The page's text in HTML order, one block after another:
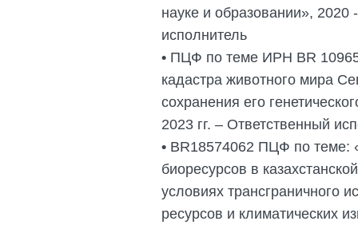
науке и образовании», 2020
исполнитель
• ПЦФ по теме ИРН ВR
кадастра животного мира
сохранения его
2023 гг. – Ответственный
• BR18574062 ПЦФ по теме:
биоресурсов в
условиях трансграничного
ресурсов и климатических